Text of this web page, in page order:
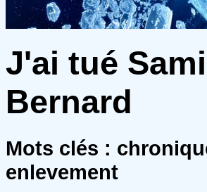
J'ai tué
Bernard
Mots clés :
enlevement